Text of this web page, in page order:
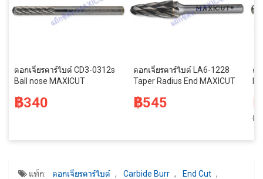
ดอกเจียรคาร์ไบด์ CD3-0312s
Ball nose MAXICUT
฿340
ดอกเจียรคาร์ไบด์ LA6-1228
Taper Radius End MAXICUT
฿545
ด
฿
แท็ก: ดอกเจียรคาร์ไบด์ , Carbide Burr , End Cut ,